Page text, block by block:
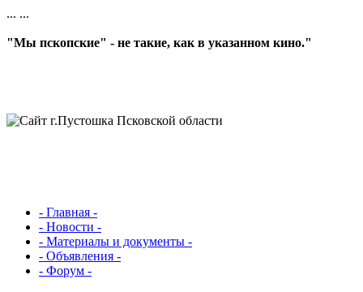
... ...
"Мы пскопские" - не такие, как в указанном кино."
- Главная -
- Новости -
- Материалы и документы -
- Объявления -
- Форум -